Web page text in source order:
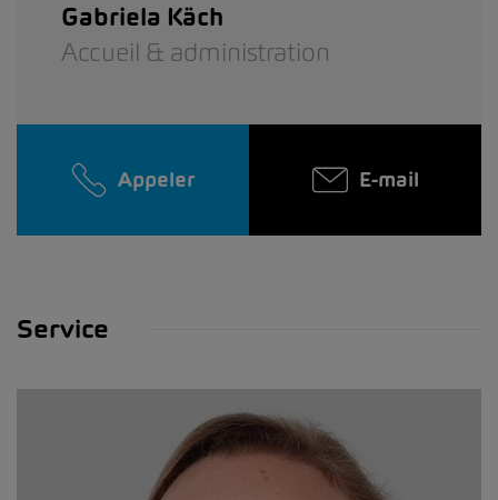
Gabriela Käch
Accueil & administration
Appeler E-mail
Service